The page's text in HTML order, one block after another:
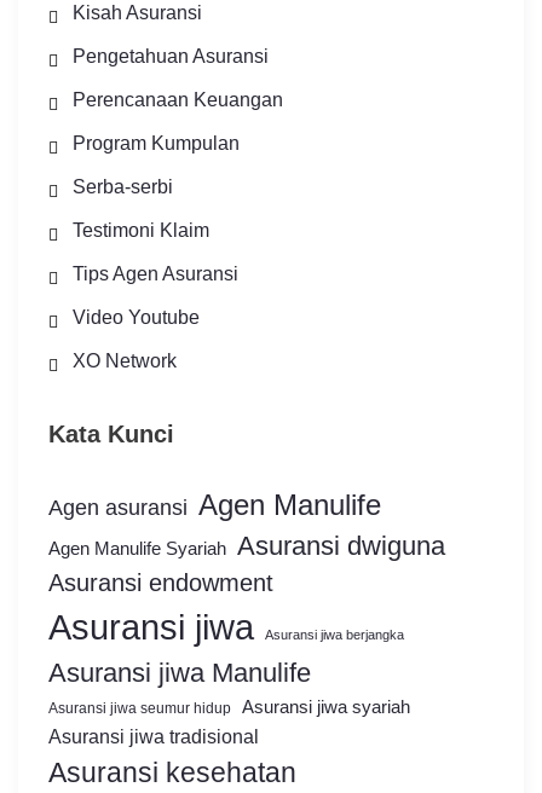
Kisah Asuransi
Pengetahuan Asuransi
Perencanaan Keuangan
Program Kumpulan
Serba-serbi
Testimoni Klaim
Tips Agen Asuransi
Video Youtube
XO Network
Kata Kunci
Agen asuransi Agen Manulife
Agen Manulife Syariah Asuransi dwiguna
Asuransi endowment
Asuransi jiwa Asuransi jiwa berjangka
Asuransi jiwa Manulife
Asuransi jiwa seumur hidup Asuransi jiwa syariah
Asuransi jiwa tradisional
Asuransi kesehatan